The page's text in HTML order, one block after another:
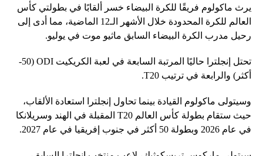
يرث ماكولوم فريقًا للكرة البيضاء خسر ألقابًا في بطولتي كأس
العالم للكرة المحدودة خلال الأشهر الـ12 الماضية، مما أدى إلى
رحيل مدرب الكرة البيضاء السابق ماثيو موت في يوليو.
تحتل إنجلترا حاليًا المرتبة السابعة في لعبة الكريكيت ODI (50-
أكثر) والرابعة في ترتيب T20.
وسيتولى ماكولوم القيادة بينما تحاول إنجلترا استعادة الألقاب،
حيث ستقام بطولة كأس العالم T20 المقبلة في الهند وسريلانكا
في عام 2026 وبطولة 50 أكثر في جنوب إفريقيا في عام 2027.